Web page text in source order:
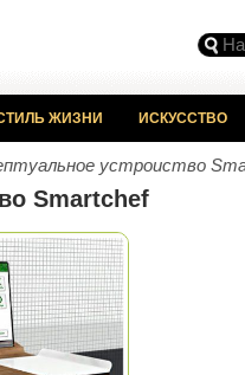
ЖИЗНИ ИСКУССТВО
устроиство
Smartchef